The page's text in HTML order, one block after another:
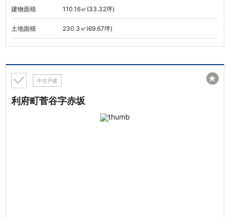
建物面積 110.16㎡(33.32坪)
土地面積 230.3㎡(69.67坪)
中古戸建
利府町菅谷字赤坂
★